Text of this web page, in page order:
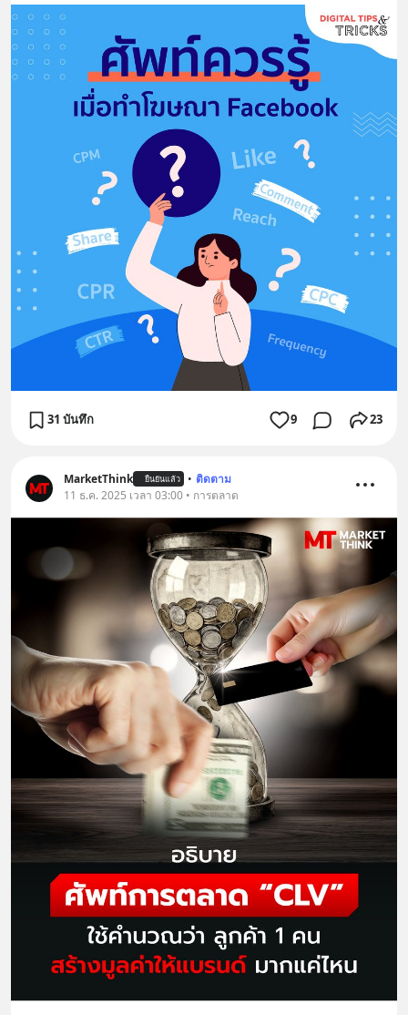
31 บันทึก 9 23
MarketThink ยืนยันแล้ว • ติดตาม
11 ธ.ค. 2025 เวลา 03:00 • การตลาด